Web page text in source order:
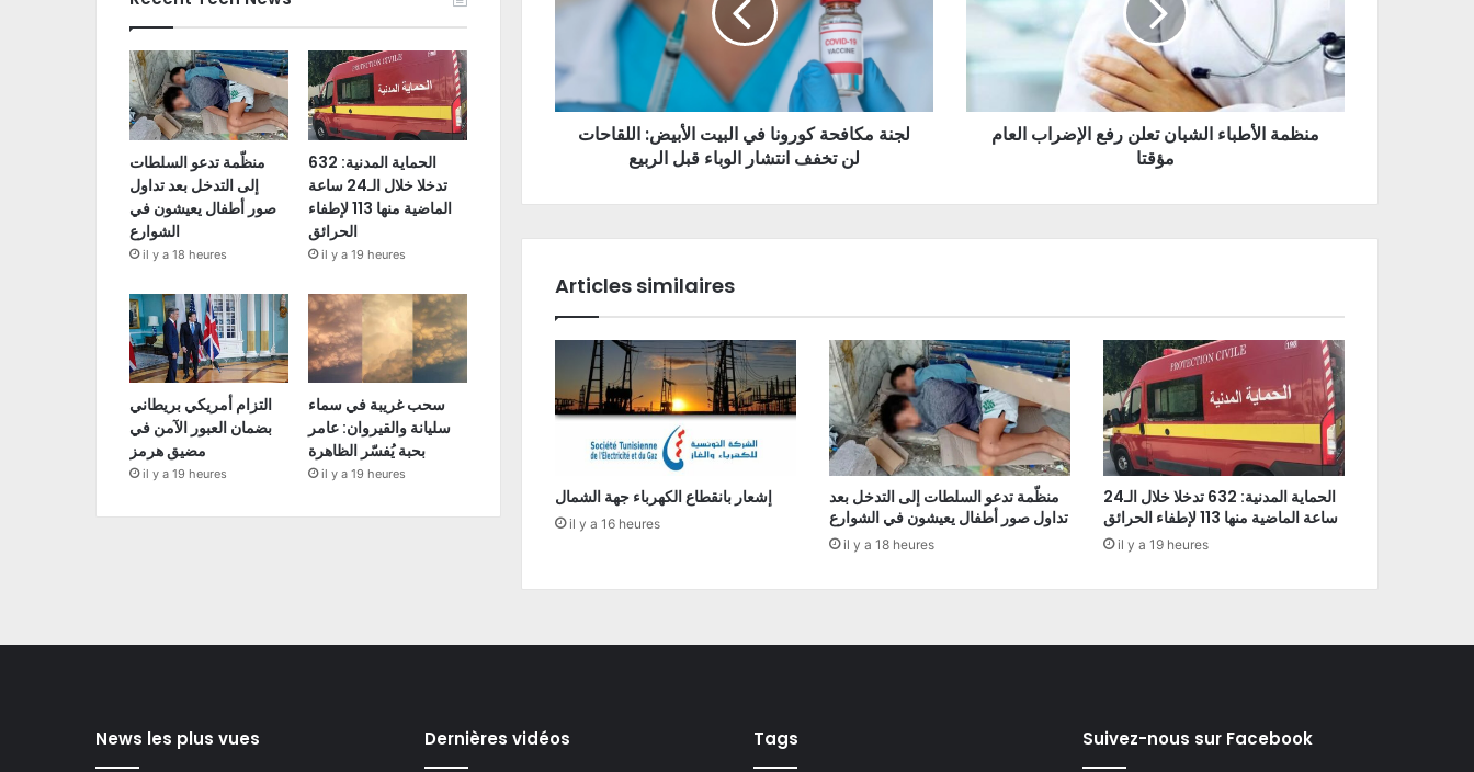
لجنة مكافحة كورونا في البيت الأبيض: اللقاحات
لن تخفف انتشار الوباء قبل الربيع
منظمة الأطباء الشبان تعلن رفع الإضراب العام
مؤقتا
Articles similaires
إشعار بانقطاع الكهرباء جهة الشمال
il y a 16 heures
منظّمة تدعو السلطات إلى التدخل بعد
تداول صور أطفال يعيشون في الشوارع
il y a 18 heures
الحماية المدنية: 632 تدخلا خلال الـ24
ساعة الماضية منها 113 لإطفاء الحرائق
il y a 19 heures
منظّمة تدعو السلطات
إلى التدخل بعد تداول
صور أطفال يعيشون في
الشوارع
il y a 18 heures
الحماية المدنية: 632
تدخلا خلال الـ24 ساعة
الماضية منها 113 لإطفاء
الحرائق
il y a 19 heures
التزام أمريكي بريطاني
بضمان العبور الآمن في
مضيق هرمز
il y a 19 heures
سحب غريبة في سماء
سليانة والقيروان: عامر
بحبة يُفسّر الظاهرة
il y a 19 heures
News les plus vues Dernières vidéos Tags Suivez-nous sur Facebook